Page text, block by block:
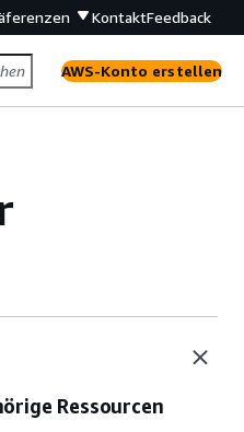
KontaktFeedback
AWS-Konto erstellen
Ressourcen